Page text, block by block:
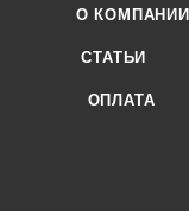
О КОМПАНИИ
СТАТЬИ
ОПЛАТА